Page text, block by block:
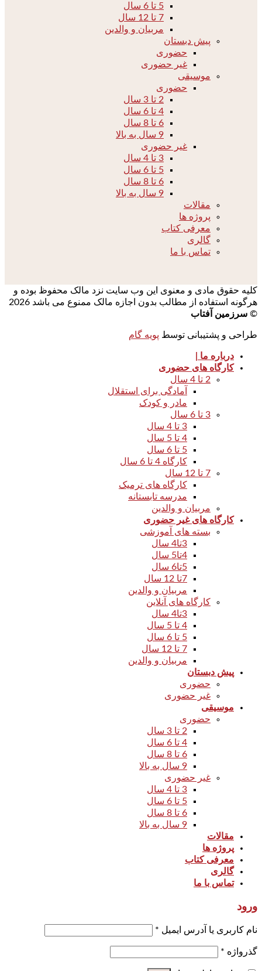
5 تا 6 سال
7 تا 12 سال
مربیان و والدین
پیش دبستان
حضوری
غیر حضوری
موسیقی
حضوری
2 تا 3 سال
4 تا 6 سال
6 تا 8 سال
9 سال به بالا
غیر حضوری
3 تا 4 سال
5 تا 6 سال
6 تا 8 سال
9 سال به بالا
مقالات
پروژه ها
معرفی کتاب
گالری
تماس با ما
کلیه حقوق مادی و معنوی این وب سایت نزد مالک محفوظ بوده و
هرگونه استفاده از مطالب بدون اجازه مالک ممنوع می باشد 2026
© سرزمین آفتاب
طراحی و پشتیبانی توسط پویه گام
درباره ما |
کارگاه های حضوری
2 تا 4 سال
آمادگی برای استقلال
مادر و کودک
3 تا 6 سال
3 تا 4 سال
4 تا 5 سال
5 تا 6 سال
کارگاه 4 تا 6 سال
7 تا 12 سال
کارگاه های ترمیک
مدرسه تابستانه
مربیان و والدین
کارگاه های غیر حضوری
بسته های آموزشی
3تا4 سال
4تا5 سال
5تا6 سال
7تا 12 سال
مربیان و والدین
کارگاه های آنلاین
3تا4 سال
4 تا 5 سال
5 تا 6 سال
7 تا 12 سال
مربیان و والدین
پیش دبستان
حضوری
غیر حضوری
موسیقی
حضوری
2 تا 3 سال
4 تا 6 سال
6 تا 8 سال
9 سال به بالا
غیر حضوری
3 تا 4 سال
5 تا 6 سال
6 تا 8 سال
9 سال به بالا
مقالات
پروژه ها
معرفی کتاب
گالری
تماس با ما
ورود
نام کاربری یا آدرس ایمیل *
گذرواژه *